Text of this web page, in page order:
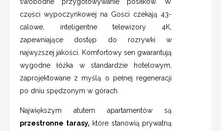
części wypoczynkowej na Gości czekają 43-
calowe, inteligentne telewizory 4K,
zapewniające dostęp do rozrywki w
najwyższej jakości. Komfortowy sen gwarantują
wygodne łóżka w standardzie hotelowym,
zaprojektowane z myślą o pełnej regeneracji
po dniu spędzonym w górach.
Największym atutem apartamentów są
przestronne tarasy, które stanowią prywatną